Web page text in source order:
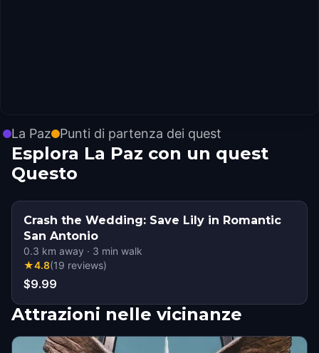
La Paz Punti di partenza dei quest
Esplora La Paz con un quest
Questo
Crash the Wedding: Save Lily in Romantic
San Antonio
0.3 km away · 3 min walk
★4.8(19 reviews)
$9.99
Attrazioni nelle vicinanze